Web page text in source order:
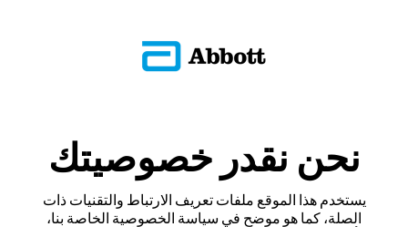
نحن نقدر خصوصيتك
يستخدم هذا الموقع ملفات تعريف الارتباط والتقنيات ذات
الصلة، كما هو موضح في سياسة الخصوصية الخاصة بنا،